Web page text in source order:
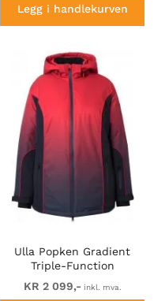
Legg i handlekurven
Ulla Popken Gradient
Triple-Function
Performance Ski Jacket
Navy
KR 2 099,- inkl. mva.